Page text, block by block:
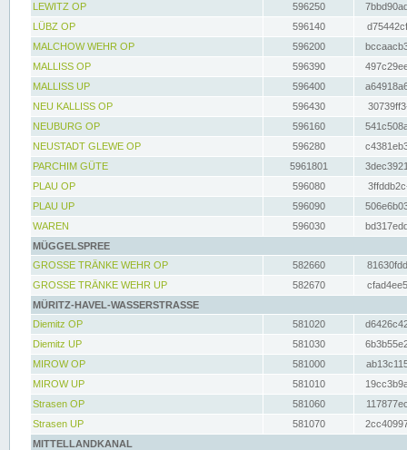
LEWITZ OP
596250
LÜBZ OP
596140
MALCHOW WEHR OP
596200
MALLISS OP
596390
MALLISS UP
596400
NEU KALLISS OP
596430
NEUBURG OP
596160
NEUSTADT GLEWE OP
596280
PARCHIM GÜTE
5961801
PLAU OP
596080
PLAU UP
596090
WAREN
596030
MÜGGELSPREE
GROSSE TRÄNKE WEHR OP
582660
GROSSE TRÄNKE WEHR UP
582670
MÜRITZ-HAVEL-WASSERSTRASSE
Diemitz OP
581020
Diemitz UP
581030
MIROW OP
581000
MIROW UP
581010
Strasen OP
581060
Strasen UP
581070
MITTELLANDKANAL